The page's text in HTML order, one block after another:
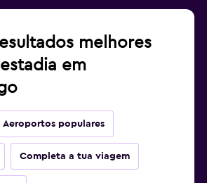
melhores
em
Aeroportos populares
Completa a tua viagem